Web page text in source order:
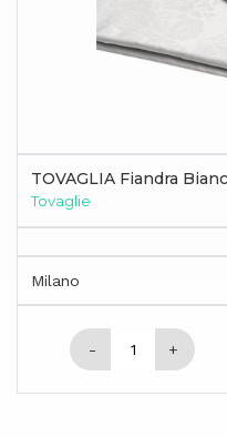
TOVAGLIA Fiandra
Tovaglie
Milano
- +